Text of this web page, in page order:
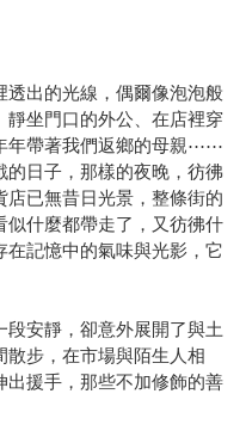
透出的光線，偶爾像泡泡般
靜坐門口的外公、在店裡穿
年帶著我們返鄉的母親⋯⋯
的日子，那樣的夜晚，彷彿
已無昔日光景，整條街的
似什麼都帶走了，又彷彿什
記憶中的氣味與光影，它
安靜，卻意外展開了與土
步，在市場與陌生人相
出援手，那些不加修飾的善